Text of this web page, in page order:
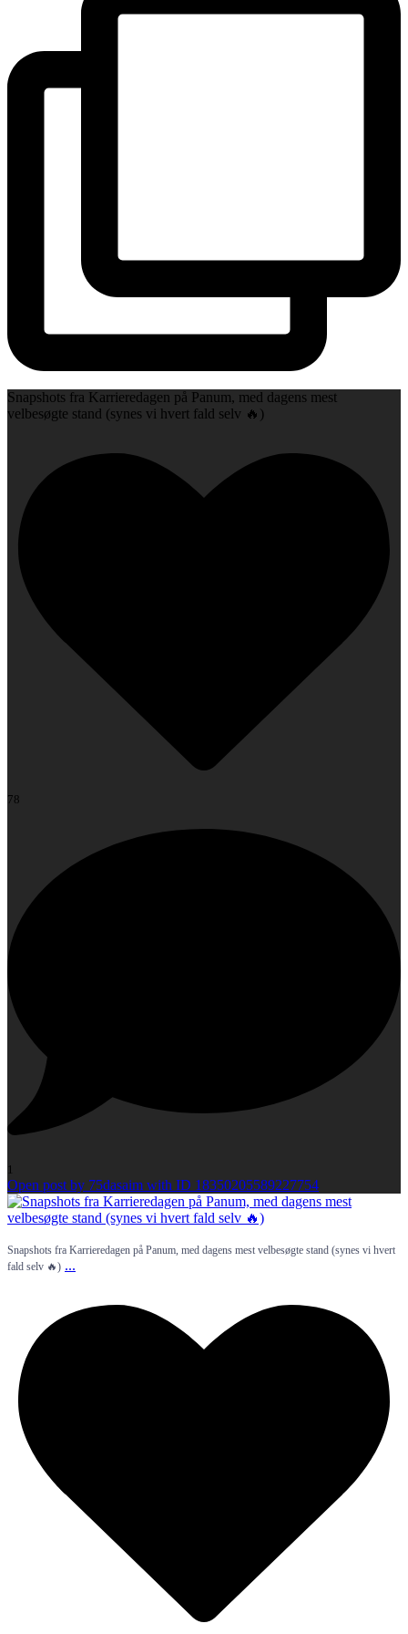
Snapshots fra Karrieredagen på Panum, med dagens mest
velbesøgte stand (synes vi hvert fald selv 🔥)
78
1
Open post by 75dasaim with ID 18350205589227754
Snapshots fra Karrieredagen på Panum, med dagens mest velbesøgte stand (synes vi hvert
fald selv 🔥) ...